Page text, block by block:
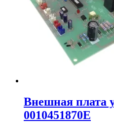
Внешная плата
0010451870E